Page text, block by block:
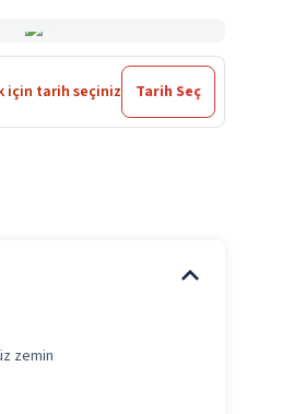
için tarih seçiniz Tarih Seç
zemin